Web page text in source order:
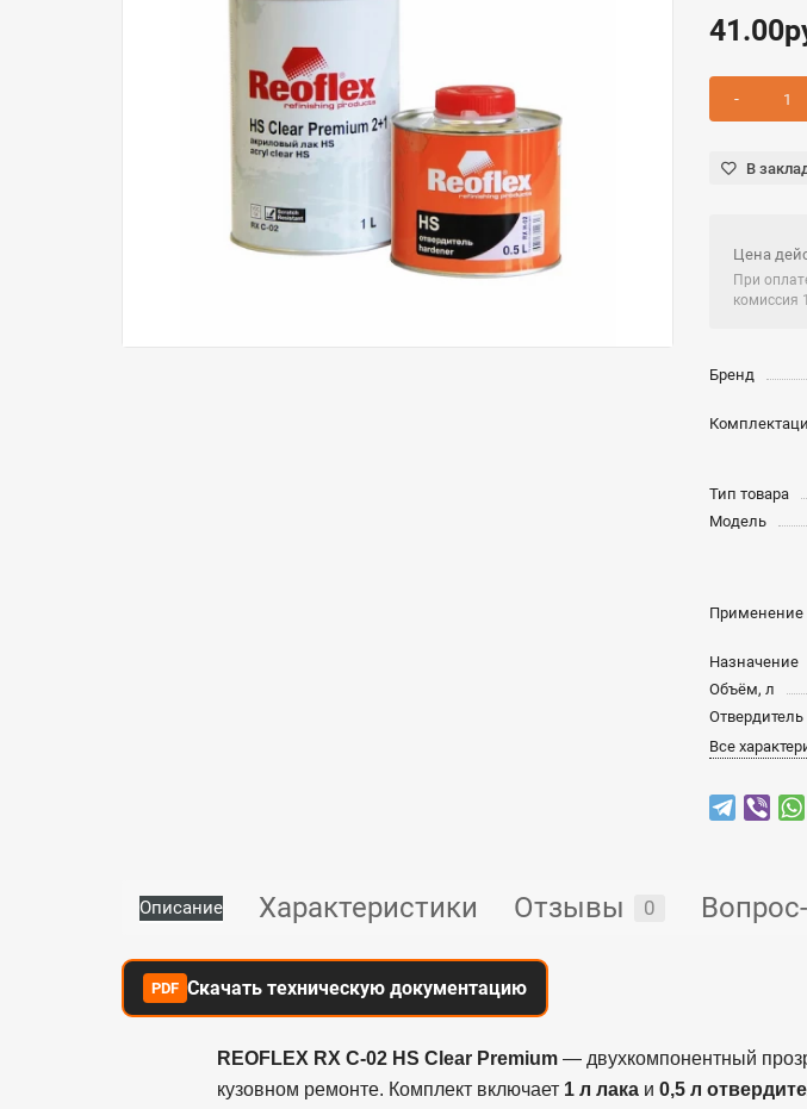
В
Цена
При
комиссия
Бренд
Тип товара
Модель
Применение
Назначение
Объём, л
Отвердитель
Все
Описание Характеристики Отзывы 0
PDF Скачать техническую документацию
REOFLEX RX C-02 HS Clear Premium — двухкомпонентный
кузовном ремонте. Комплект включает 1 л лака и 0,5 л